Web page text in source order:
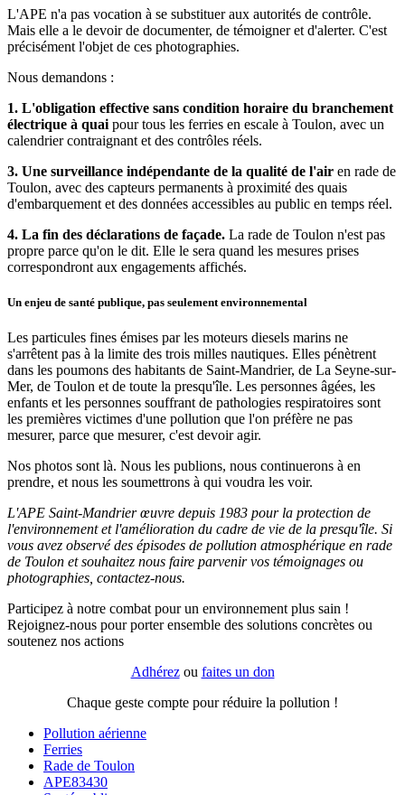
L'APE n'a pas vocation à se substituer aux autorités de contrôle.
Mais elle a le devoir de documenter, de témoigner et d'alerter. C'est
précisément l'objet de ces photographies.
Nous demandons :
1. L'obligation effective sans condition horaire du branchement
électrique à quai pour tous les ferries en escale à Toulon, avec un
calendrier contraignant et des contrôles réels.
3. Une surveillance indépendante de la qualité de l'air en rade de
Toulon, avec des capteurs permanents à proximité des quais
d'embarquement et des données accessibles au public en temps réel.
4. La fin des déclarations de façade. La rade de Toulon n'est pas
propre parce qu'on le dit. Elle le sera quand les mesures prises
correspondront aux engagements affichés.
Un enjeu de santé publique, pas seulement environnemental
Les particules fines émises par les moteurs diesels marins ne
s'arrêtent pas à la limite des trois milles nautiques. Elles pénètrent
dans les poumons des habitants de Saint-Mandrier, de La Seyne-sur-
Mer, de Toulon et de toute la presqu'île. Les personnes âgées, les
enfants et les personnes souffrant de pathologies respiratoires sont
les premières victimes d'une pollution que l'on préfère ne pas
mesurer, parce que mesurer, c'est devoir agir.
Nos photos sont là. Nous les publions, nous continuerons à en
prendre, et nous les soumettrons à qui voudra les voir.
L'APE Saint-Mandrier œuvre depuis 1983 pour la protection de
l'environnement et l'amélioration du cadre de vie de la presqu'île. Si
vous avez observé des épisodes de pollution atmosphérique en rade
de Toulon et souhaitez nous faire parvenir vos témoignages ou
photographies, contactez-nous.
Participez à notre combat pour un environnement plus sain !
Rejoignez-nous pour porter ensemble des solutions concrètes ou
soutenez nos actions
Adhérezou faites un don
Chaque geste compte pour réduire la pollution !
Pollution aérienne
Ferries
Rade de Toulon
APE83430